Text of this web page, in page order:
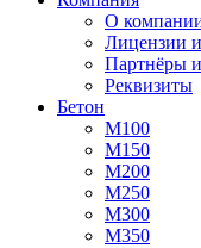
О
Лицензии
Партнёры
Реквизиты
Бетон
М100
М150
М200
М250
М300
М350